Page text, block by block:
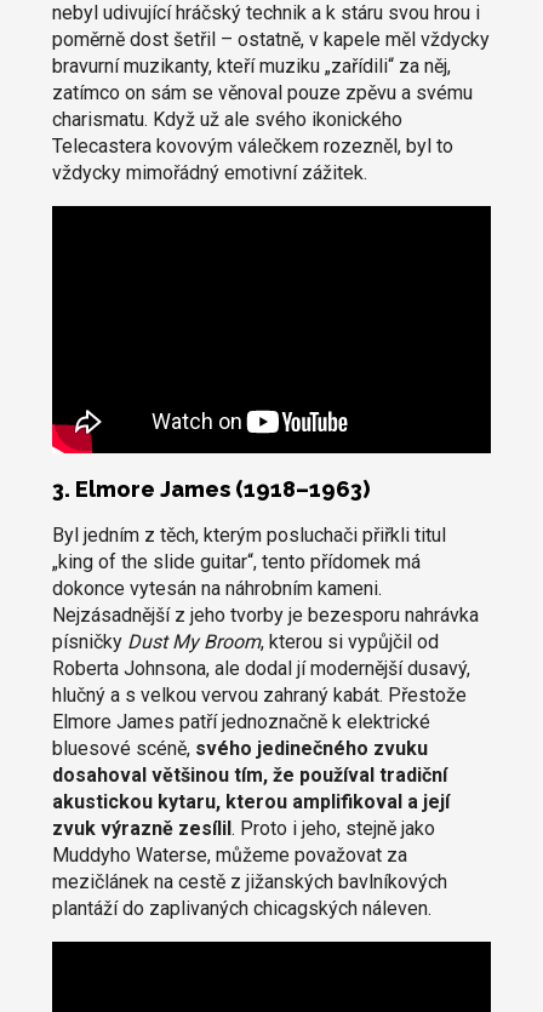
nebyl udivující hráčský technik a k stáru svou hrou i
poměrně dost šetřil – ostatně, v kapele měl vždycky
bravurní muzikanty, kteří muziku „zařídili“ za něj,
zatímco on sám se věnoval pouze zpěvu a svému
charismatu. Když už ale svého ikonického
Telecastera kovovým válečkem rozezněl, byl to
vždycky mimořádný emotivní zážitek.
3. Elmore James (1918–1963)
Byl jedním z těch, kterým posluchači přiřkli titul
„king of the slide guitar“, tento přídomek má
dokonce vytesán na náhrobním kameni.
Nejzásadnější z jeho tvorby je bezesporu nahrávka
písničky Dust My Broom, kterou si vypůjčil od
Roberta Johnsona, ale dodal jí modernější dusavý,
hlučný a s velkou vervou zahraný kabát. Přestože
Elmore James patří jednoznačně k elektrické
bluesové scéně, svého jedinečného zvuku
dosahoval většinou tím, že používal tradiční
akustickou kytaru, kterou amplifikoval a její
zvuk výrazně zesílil. Proto i jeho, stejně jako
Muddyho Waterse, můžeme považovat za
mezičlánek na cestě z jižanských bavlníkových
plantáží do zaplivaných chicagských náleven.